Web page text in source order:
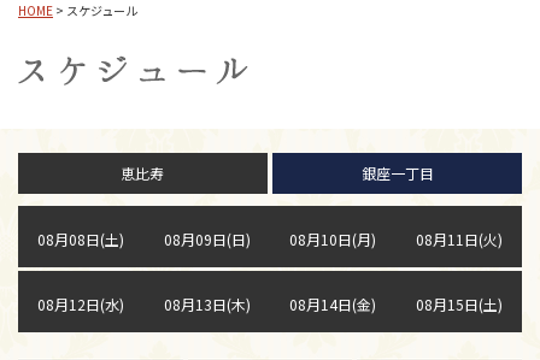
HOME > スケジュール
恵比寿 銀座一丁目
08月08日(土) 08月09日(日) 08月10日(月) 08月11日(火)
08月12日(水) 08月13日(木) 08月14日(金) 08月15日(土)